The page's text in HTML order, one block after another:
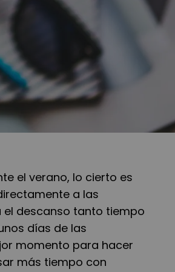
el verano, lo cierto es
a las
el descanso tanto tiempo
días de las
momento para hacer
más tiempo con